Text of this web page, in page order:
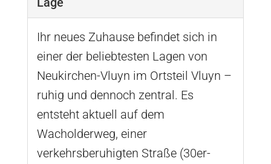
Ihr neues Zuhause befindet sich in
einer der beliebtesten Lagen von
Neukirchen-Vluyn im Ortsteil Vluyn –
ruhig und dennoch zentral. Es
entsteht aktuell auf dem
Wacholderweg, einer
verkehrsberuhigten Straße (30er-